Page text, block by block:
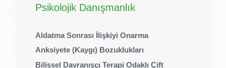
Psikolojik Danışmanlık
Aldatma Sonrası İlişkiyi Onarma
Anksiyete (Kaygı) Bozuklukları
Bilişsel Davranışçı Terapi Odaklı Çift